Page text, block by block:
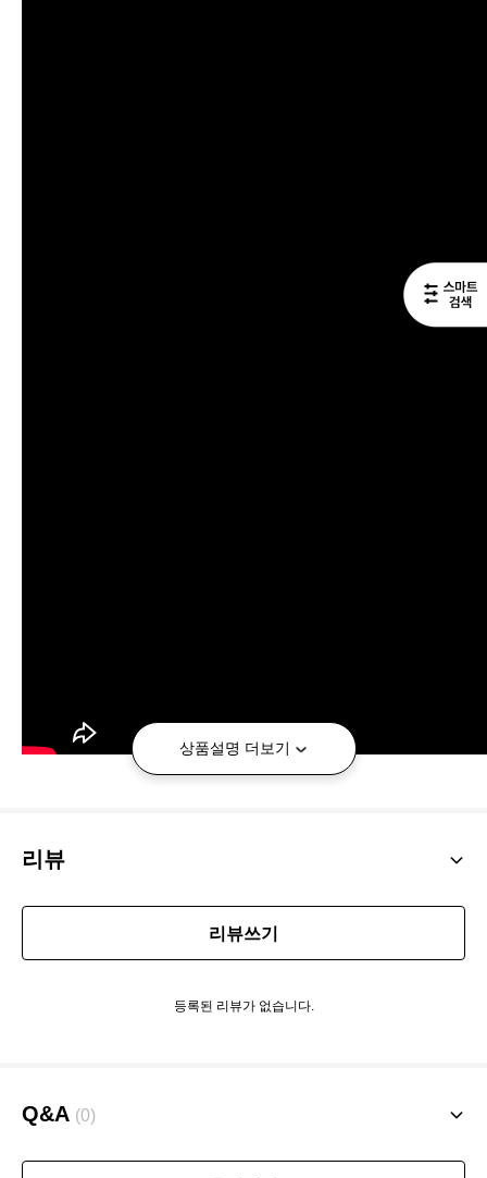
해당 제품은 "옥의 티" 상품으로
있어
상품설명 더보기
리뷰
리뷰쓰기
등록된 리뷰가 없습니다.
Q&A (0)